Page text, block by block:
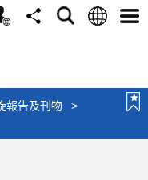
分
搜
語
選
報告及刊物
>